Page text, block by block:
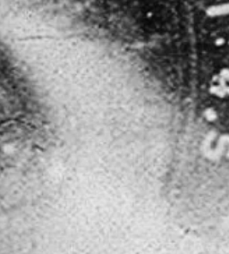
DE JANEIRO, COM
DE TV,
MINHA MISSÃO É
ATRAVÉS DA
HISTÓRIAS QUE
TÉCNICOS.